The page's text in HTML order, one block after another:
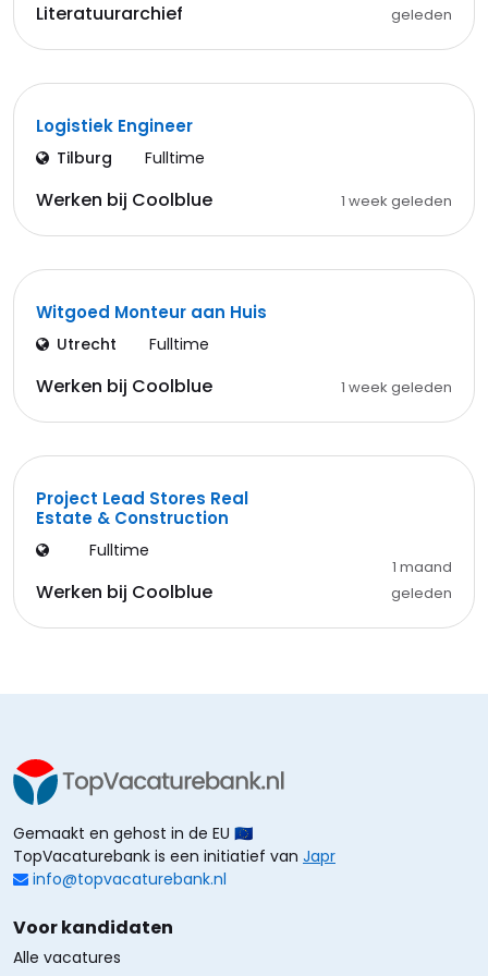
Literatuurarchief geleden
Logistiek Engineer
Tilburg Fulltime
Werken bij Coolblue 1 week geleden
Witgoed Monteur aan Huis
Utrecht Fulltime
Werken bij Coolblue 1 week geleden
Project Lead Stores Real
Estate & Construction
Fulltime
Werken bij Coolblue
1 maand
geleden
Gemaakt en gehost in de EU 🇪🇺
TopVacaturebank is een initiatief van Japr
info@topvacaturebank.nl
Voor kandidaten
Alle vacatures